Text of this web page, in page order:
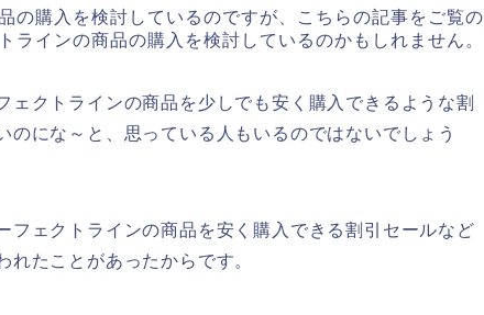
の購入を検討しているのですが、こちらの記事をご覧の
ラインの商品の購入を検討しているのかもしれません。
ェクトラインの商品を少しでも安く購入できるような割
のにな～と、思っている人もいるのではないでしょう
フェクトラインの商品を安く購入できる割引セールなど
たことがあったからです。